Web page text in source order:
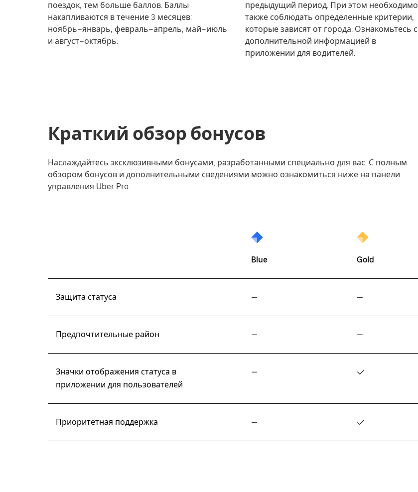
поездок, тем больше баллов. Баллы
накапливаются в течение 3 месяцев:
ноябрь–январь, февраль–апрель, май–июль
и август–октябрь.
предыдущий период. При этом необходимо
также соблюдать определенные критерии,
которые зависят от города. Ознакомьтесь с
дополнительной информацией в
приложении для водителей.
Краткий обзор бонусов
Наслаждайтесь эксклюзивными бонусами, разработанными специально для вас. С полным
обзором бонусов и дополнительными сведениями можно ознакомиться ниже на панели
управления Uber Pro.
Blue Gold
Защита статуса — —
Предпочтительные район — —
Значки отображения статуса в
приложении для пользователей
— ✓
Приоритетная поддержка — ✓